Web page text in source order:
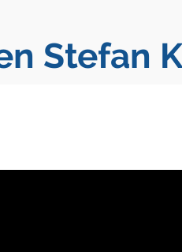
Stefan